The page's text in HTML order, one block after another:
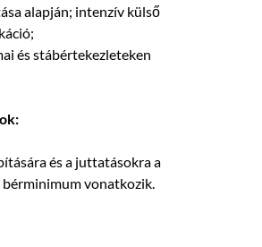
alapján; intenzív külső
és stábértekezleteken
és a juttatásokra a
vonatkozik.